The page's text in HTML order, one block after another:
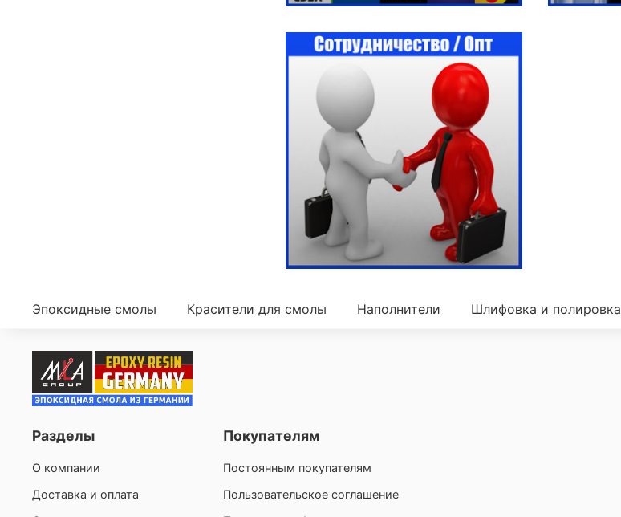
Эпоксидные смолы Красители для смолы Наполнители Шлифовка и полировка
Разделы
О компании
Доставка и оплата
Покупателям
Постоянным покупателям
Пользовательское соглашение